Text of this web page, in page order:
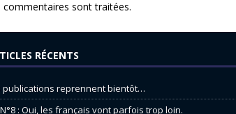
commentaires sont traitées.
RÉCENTS
publications reprennent bientôt…
: Oui, les français vont parfois trop loin.